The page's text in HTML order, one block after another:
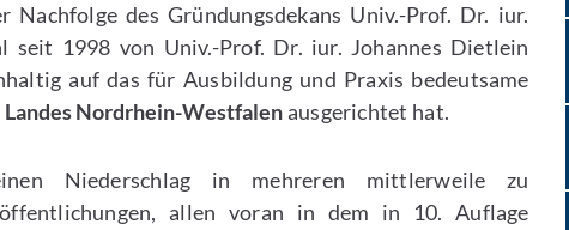
Nachfolge des Gründungsdekans Univ.-Prof. Dr. iur.
seit 1998 von Univ.-Prof. Dr. iur. Johannes Dietlein
auf das für Ausbildung und Praxis bedeutsame
Nordrhein-Westfalenausgerichtet hat.
Niederschlag in mehreren mittlerweile zu
allen voran in dem in 10. Auflage